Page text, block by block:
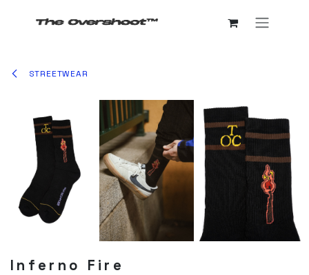
STREETWEAR
Inferno Fire